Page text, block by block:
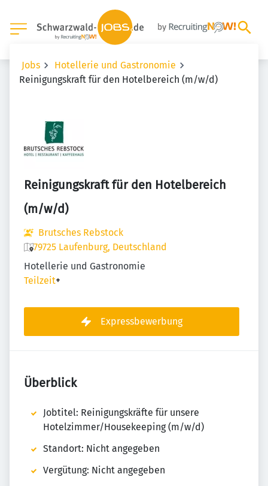
Jobs
Hotellerie und Gastronomie
Reinigungskraft für den Hotelbereich (m/w/d)
Reinigungskraft für den Hotelbereich
(m/w/d)
Brutsches Rebstock
79725 Laufenburg, Deutschland
Hotellerie und Gastronomie
Teilzeit+
Expressbewerbung
Überblick
Jobtitel: Reinigungskräfte für unsere
Hotelzimmer/Housekeeping (m/w/d)
Standort: Nicht angegeben
Vergütung: Nicht angegeben